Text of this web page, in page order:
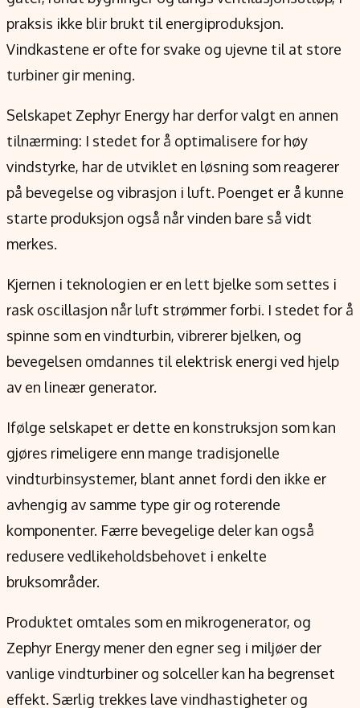
praksis ikke blir brukt til energiproduksjon.
Vindkastene er ofte for svake og ujevne til at store
turbiner gir mening.
Selskapet Zephyr Energy har derfor valgt en annen
tilnærming: I stedet for å optimalisere for høy
vindstyrke, har de utviklet en løsning som reagerer
på bevegelse og vibrasjon i luft. Poenget er å kunne
starte produksjon også når vinden bare så vidt
merkes.
Kjernen i teknologien er en lett bjelke som settes i
rask oscillasjon når luft strømmer forbi. I stedet for å
spinne som en vindturbin, vibrerer bjelken, og
bevegelsen omdannes til elektrisk energi ved hjelp
av en lineær generator.
Ifølge selskapet er dette en konstruksjon som kan
gjøres rimeligere enn mange tradisjonelle
vindturbinsystemer, blant annet fordi den ikke er
avhengig av samme type gir og roterende
komponenter. Færre bevegelige deler kan også
redusere vedlikeholdsbehovet i enkelte
bruksområder.
Produktet omtales som en mikrogenerator, og
Zephyr Energy mener den egner seg i miljøer der
vanlige vindturbiner og solceller kan ha begrenset
effekt. Særlig trekkes lave vindhastigheter og